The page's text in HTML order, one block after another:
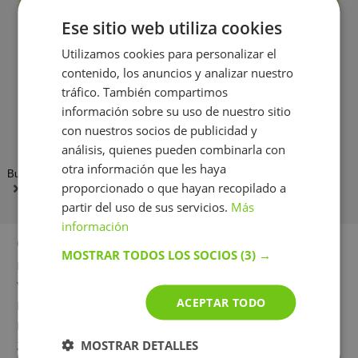
más de 100 clasesde Inglés
🔍Control de calidad de la enseñanza
Analizamos los comentarios de los alumnos y nos
comunicamos con los profesionales para mejorar
BuscaTuProfesor Profesor
Clases Particular de Ingles
Mollet del Vallés
Otras ciudades
Madrid
Valencia
Santander
Las Palmas de Gran Canaria
Granada
Bilbao
Zaragoza
Hospitalet de Llobregat
Ese sitio web utiliza cookies
Utilizamos cookies para personalizar el
contenido, los anuncios y analizar nuestro
tráfico. También compartimos
información sobre su uso de nuestro sitio
con nuestros socios de publicidad y
análisis, quienes pueden combinarla con
otra información que les haya
proporcionado o que hayan recopilado a
partir del uso de sus servicios. Más
información
MOSTRAR TODOS LOS SOCIOS(3) →
ACEPTAR TODO
MOSTRAR DETALLES